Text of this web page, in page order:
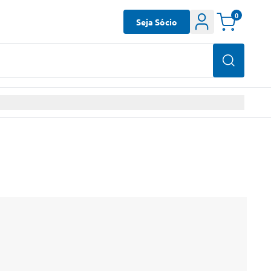
Seja Sócio
0